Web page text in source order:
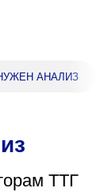
АНАЛИЗ
ТТГ